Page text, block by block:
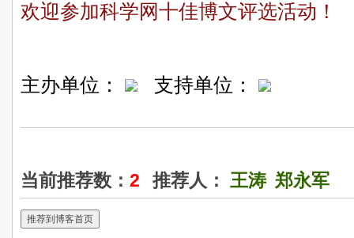
欢迎参加科学网十佳博文评选活动！
主办单位： 支持单位：
当前推荐数： 2 推荐人： 王涛 郑永军
推荐到博客首页